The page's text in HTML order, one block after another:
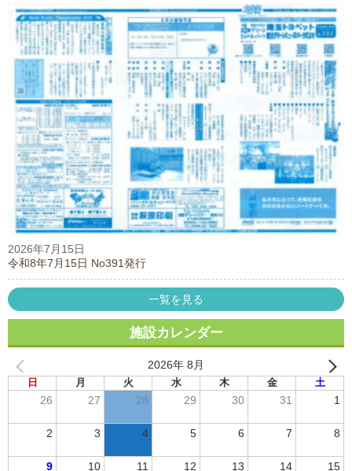
2026年7月15日
令和8年7月15日 No391発行
一覧を見る
施設カレンダー
2026年 8月
日 月 火 水 木 金 土
26 27 28 29 30 31 1
2 3 4 5 6 7 8
9 10 11 12 13 14 15